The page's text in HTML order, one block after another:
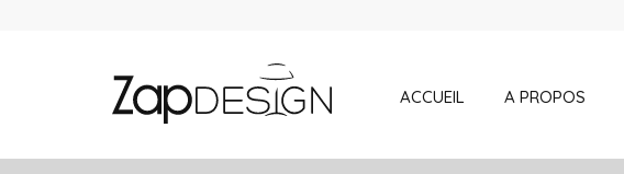
ACCUEIL A PROPOS